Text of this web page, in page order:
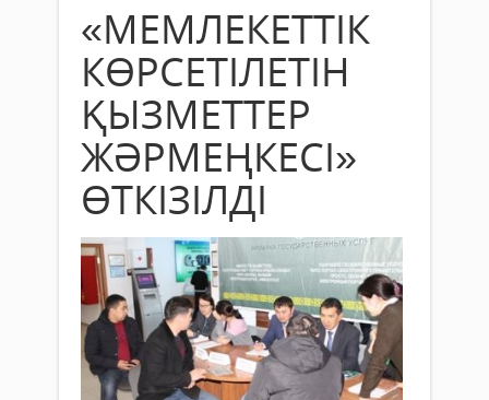
«МЕМЛЕКЕТТІК
КӨРСЕТІЛЕТІН
ҚЫЗМЕТТЕР
ЖӘРМЕҢКЕСІ»
ӨТКІЗІЛДІ